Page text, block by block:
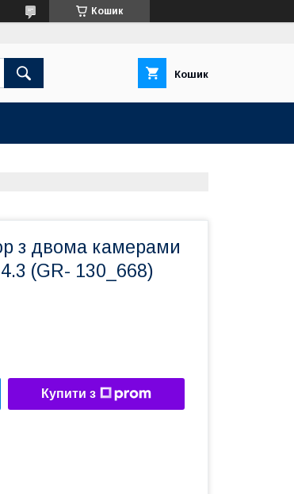
Кошик
Кошик
з двома камерами
(GR- 130_668)
Купити з